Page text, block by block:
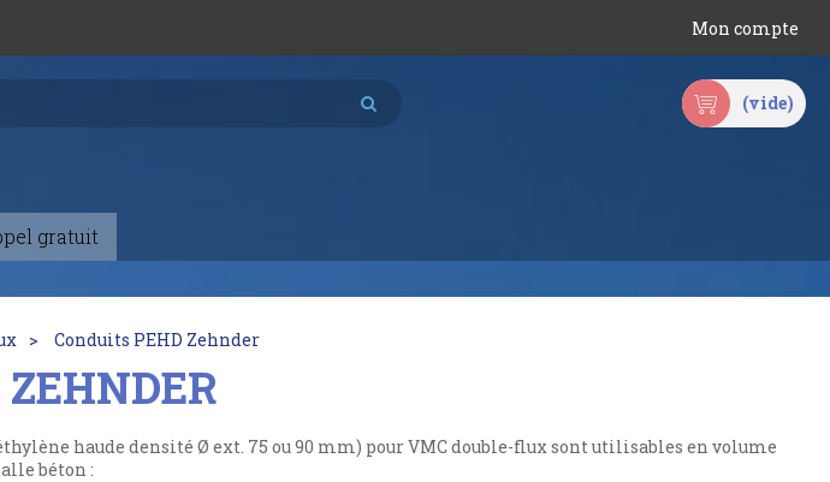
Mon compte
(vide)
gratuit
Conduits PEHD Zehnder
haude densité Ø ext. 75 ou 90 mm) pour VMC double-flux sont utilisables en volume
béton :